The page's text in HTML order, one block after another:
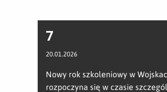
7
20.01.2026
Nowy rok szkoleniowy w
rozpoczyna się w czasie